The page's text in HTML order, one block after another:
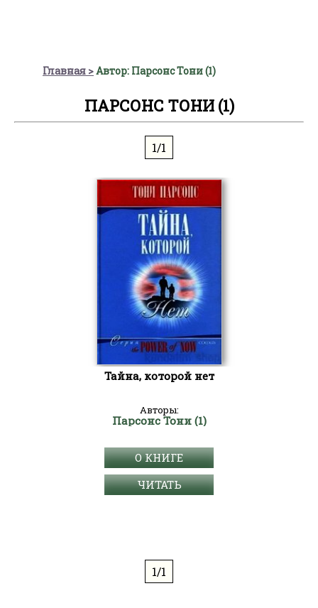
Главная Автор: Парсонс Тони (1)
ПАРСОНС ТОНИ (1)
1/1
Тайна, которой нет
Авторы:
Парсонс Тони (1)
О КНИГЕ
ЧИТАТЬ
1/1